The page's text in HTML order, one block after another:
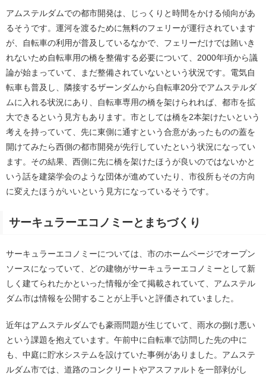
アムステルダムでの都市開発は、じっくりと時間をかける傾向があ
るそうです。運河を渡るために無料のフェリーが運行されています
が、自転車の利用が普及しているなかで、フェリーだけでは賄いき
れないため自転車用の橋を整備する必要について、2000年頃から議
論が始まっていて、まだ整備されていないという状況です。電気自
転車も普及し、隣接するザーンダムから自転車20分でアムステルダ
ムに入れる状況にあり、自転車専用の橋を架けられれば、都市を拡
大できるという見方もあります。市としては橋を2本架けたいという
考えを持っていて、先に東側に通すという合意があったものの蓋を
開けてみたら西側の都市開発が先行していたという状況になってい
ます。その結果、西側に先に橋を架けたほうが良いのではないかと
いう話を建築学会のような団体が進めていたり、市役所もその方向
に変えたほうがいいという見方になっているそうです。
サーキュラーエコノミーとまちづくり
サーキュラーエコノミーについては、市のホームページでオープン
ソースになっていて、どの建物がサーキュラーエコノミーとして新
しく建てられたかといった情報が全て掲載されていて、アムステル
ダム市は情報を公開することが上手いと評価されていました。
近年はアムステルダムでも豪雨問題が生じていて、雨水の捌け悪い
という課題を抱えています。午前中に自転車で訪問した先の中に
も、中庭に貯水システムを設けていた事例がありました。アムステ
ルダム市では、道路のコンクリートやアスファルトを一部剥がし